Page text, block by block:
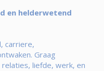
en helderwetend
carriere,
Graag
liefde, werk, en